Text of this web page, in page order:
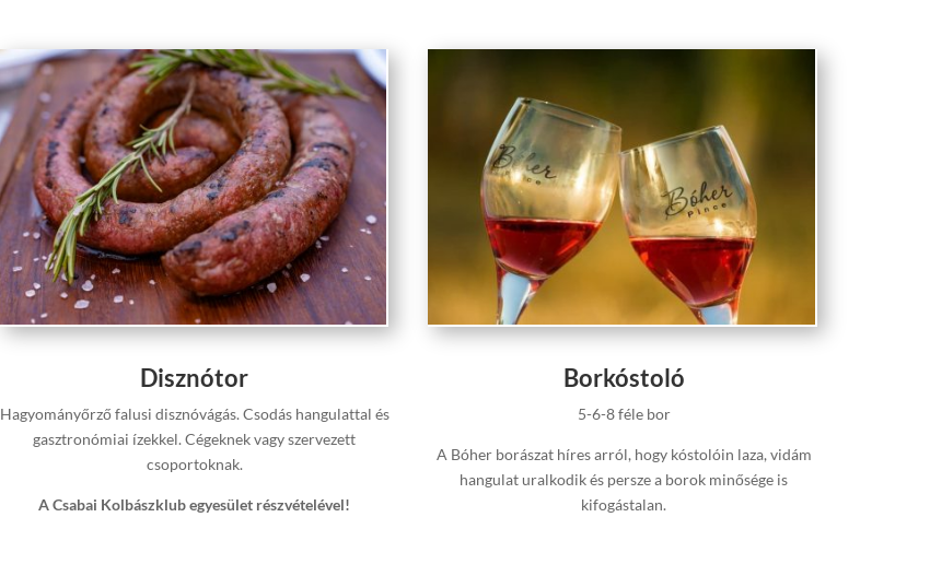
Disznótor
Hagyományőrző falusi disznóvágás. Csodás hangulattal és
gasztronómiai ízekkel. Cégeknek vagy szervezett
csoportoknak.
A Csabai Kolbászklub egyesület részvételével!
Borkóstoló
5-6-8 féle bor
A Bóher borászat híres arról, hogy kóstolóin laza, vidám
hangulat uralkodik és persze a borok minősége is
kifogástalan.